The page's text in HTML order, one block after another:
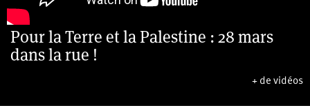
Pour la Terre et la Palestine : 28 mars
dans la rue !
+ de vidéos